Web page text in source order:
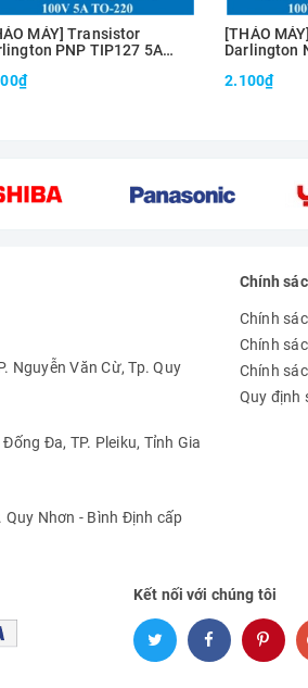
MÁY] Transistor
PNP TIP127 5A
[THÁO
Darlington
2.100₫
Nguyễn Văn Cừ, Tp. Quy
Đa, TP. Pleiku, Tỉnh Gia
Quy Nhơn - Bình Định cấp
Chính
Chính
Chính
Chính
Quy định
Kết nối với chúng tôi